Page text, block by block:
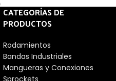
CATEGORÍAS DE
PRODUCTOS
Rodamientos
Bandas Industriales
Mangueras y Conexiones
Sprockets